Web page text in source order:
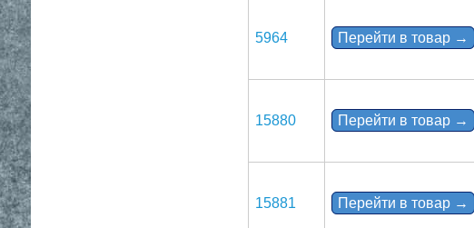
5964 Перейти в товар →
15880 Перейти в товар →
15881 Перейти в товар →